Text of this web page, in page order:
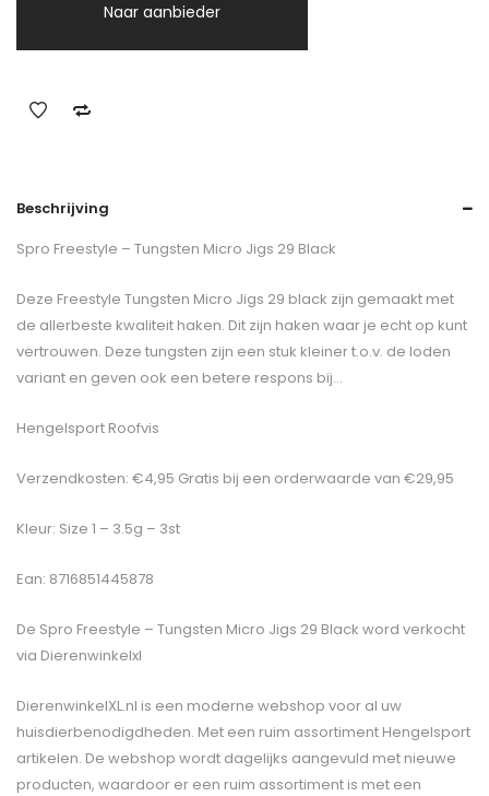
Naar aanbieder
Beschrijving
Spro Freestyle – Tungsten Micro Jigs 29 Black
Deze Freestyle Tungsten Micro Jigs 29 black zijn gemaakt met
de allerbeste kwaliteit haken. Dit zijn haken waar je echt op kunt
vertrouwen. Deze tungsten zijn een stuk kleiner t.o.v. de loden
variant en geven ook een betere respons bij…
Hengelsport Roofvis
Verzendkosten: €4,95 Gratis bij een orderwaarde van €29,95
Kleur: Size 1 – 3.5g – 3st
Ean: 8716851445878
De Spro Freestyle – Tungsten Micro Jigs 29 Black word verkocht
via Dierenwinkelxl
DierenwinkelXL.nl is een moderne webshop voor al uw
huisdierbenodigdheden. Met een ruim assortiment Hengelsport
artikelen. De webshop wordt dagelijks aangevuld met nieuwe
producten, waardoor er een ruim assortiment is met een